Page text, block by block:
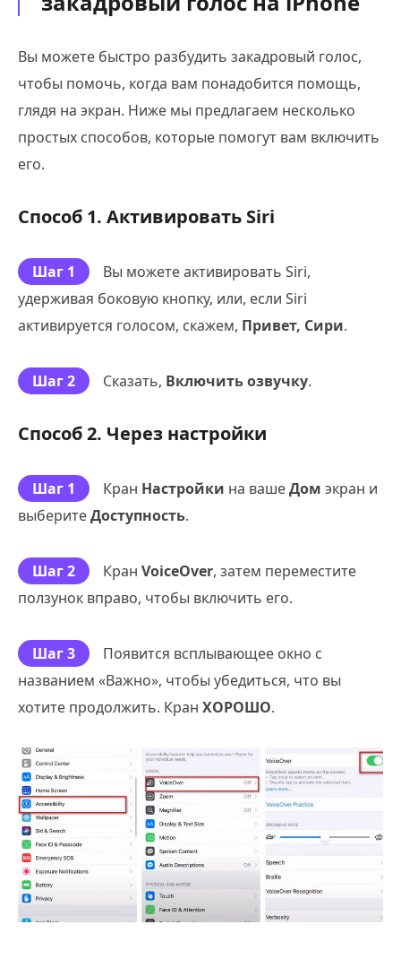
Вы можете быстро разбудить закадровый голос,
чтобы помочь, когда вам понадобится помощь,
глядя на экран. Ниже мы предлагаем несколько
простых способов, которые помогут вам включить
его.
Способ 1. Активировать Siri
Шаг 1
Вы можете активировать Siri,
удерживая боковую кнопку, или, если Siri
активируется голосом, скажем, Привет, Сири.
Шаг 2 Сказать, Включить озвучку.
Способ 2. Через настройки
Шаг 1 Кран Настройки на вашеДом экран и
выберитеДоступность.
Шаг 2 Кран VoiceOver, затем переместите
ползунок вправо, чтобы включить его.
Шаг 3
Появится всплывающее окно с
названием «Важно», чтобы убедиться, что вы
хотите продолжить. Кран ХОРОШО.